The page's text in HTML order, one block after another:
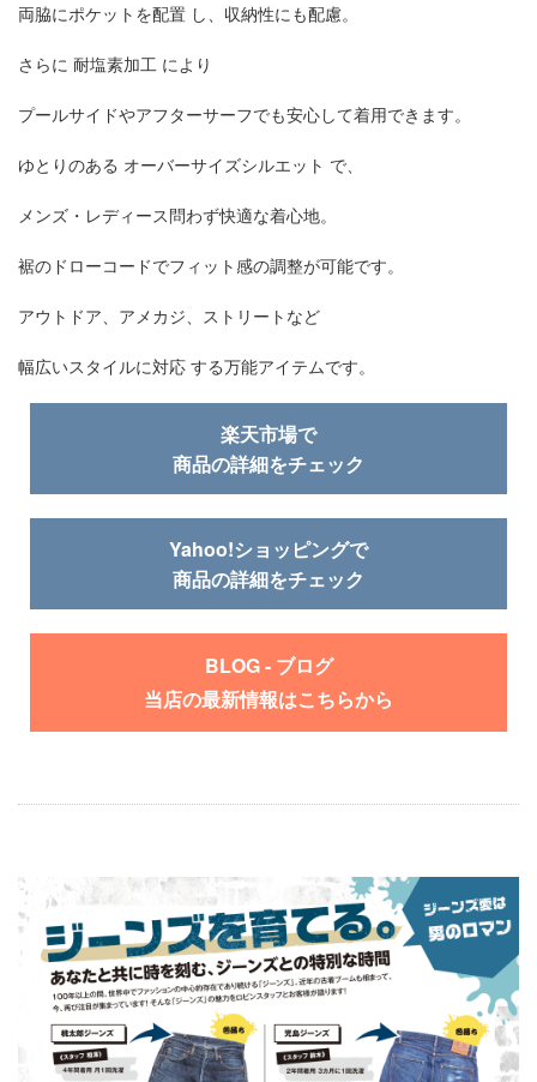
両脇にポケットを配置 し、収納性にも配慮。
さらに 耐塩素加工 により
プールサイドやアフターサーフでも安心して着用できます。
ゆとりのある オーバーサイズシルエット で、
メンズ・レディース問わず快適な着心地。
裾のドローコードでフィット感の調整が可能です。
アウトドア、アメカジ、ストリートなど
幅広いスタイルに対応 する万能アイテムです。
楽天市場で
商品の詳細をチェック
Yahoo!ショッピングで
商品の詳細をチェック
BLOG - ブログ
当店の最新情報はこちらから